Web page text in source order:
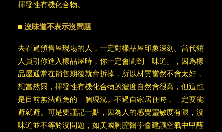
揮發性有機化合物。
■ 沒味道不表示沒問題
去看過預售屋現場的人，一定對樣品屋印象深刻。當代銷
人員引你進入樣品屋時，你一定會聞到「味道」，因為樣
品屋通常在銷售期後就會拆掉，所以材質當然不會太好，
想當然爾，揮發性有機化合物的濃度自然會很高，但這也
是目前無法避免的一個現況。不過自家居住時，一定要能
避就避。可是要謹記一點，因為人的感覺靈敏度有限，沒
味道並不等於沒問題，如美國胸腔醫學會建議空氣中甲醛